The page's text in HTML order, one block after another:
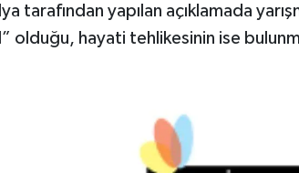
tarafından yapılan açıklamada
olduğu, hayati tehlikesinin ise